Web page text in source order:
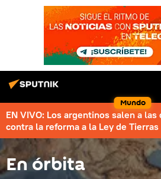
Mundo
EN VIVO: Los argentinos salen a
contra la reforma a la Ley de Tierras
En órbita